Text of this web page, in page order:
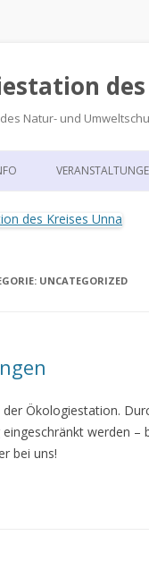
Natur- und
UNCATEGORIZED
Ökologiestation.
eingeschränkt werden
bei uns!